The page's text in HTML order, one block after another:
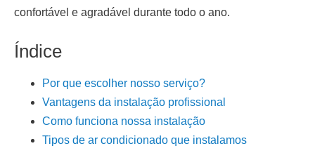
confortável e agradável durante todo o ano.
Índice
Por que escolher nosso serviço?
Vantagens da instalação profissional
Como funciona nossa instalação
Tipos de ar condicionado que instalamos